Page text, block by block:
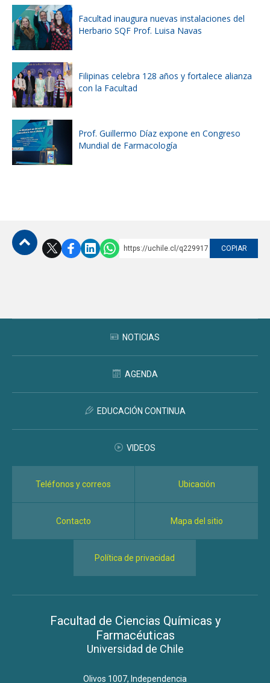
Facultad inaugura nuevas instalaciones del
Herbario SQF Prof. Luisa Navas
Filipinas celebra 128 años y fortalece alianza
con la Facultad
Prof. Guillermo Díaz expone en Congreso
Mundial de Farmacología
https://uchile.cl/q229917 COPIAR
NOTICIAS
AGENDA
EDUCACIÓN CONTINUA
VIDEOS
Teléfonos y correos Ubicación
Contacto Mapa del sitio
Política de privacidad
Facultad de Ciencias Químicas y
Farmacéuticas
Universidad de Chile
Olivos 1007, Independencia